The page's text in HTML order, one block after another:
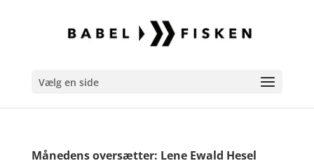
Vælg en side
Månedens oversætter: Lene Ewald Hesel